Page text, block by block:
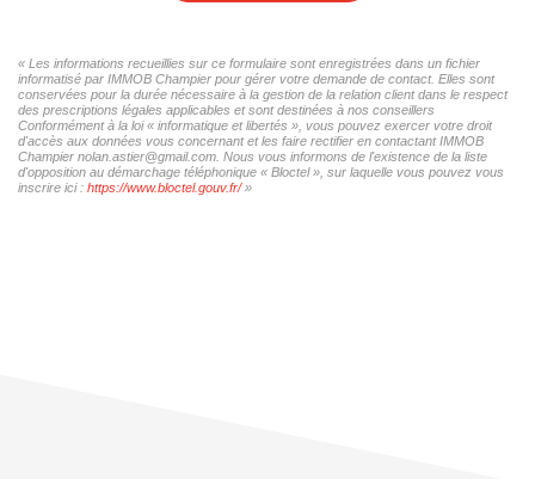
« Les informations recueillies sur ce formulaire sont enregistrées dans un fichier
informatisé par IMMOB Champier pour gérer votre demande de contact. Elles sont
conservées pour la durée nécessaire à la gestion de la relation client dans le respect
des prescriptions légales applicables et sont destinées à nos conseillers
Conformément à la loi « informatique et libertés », vous pouvez exercer votre droit
d'accès aux données vous concernant et les faire rectifier en contactant IMMOB
Champier nolan.astier@gmail.com. Nous vous informons de l'existence de la liste
d'opposition au démarchage téléphonique « Bloctel », sur laquelle vous pouvez vous
inscrire ici : https://www.bloctel.gouv.fr/»